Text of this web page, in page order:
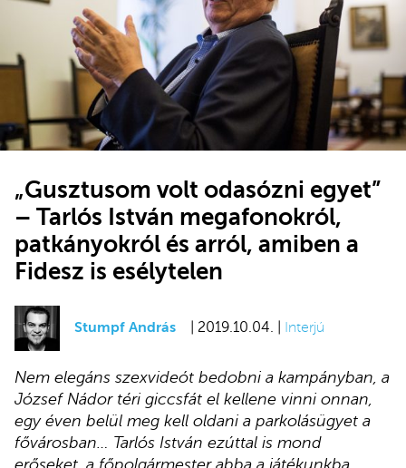
„Gusztusom volt odasózni egyet”
– Tarlós István megafonokról,
patkányokról és arról, amiben a
Fidesz is esélytelen
Stumpf András | 2019.10.04. | Interjú
Nem elegáns szexvideót bedobni a kampányban, a
József Nádor téri giccsfát el kellene vinni onnan,
egy éven belül meg kell oldani a parkolásügyet a
fővárosban… Tarlós István ezúttal is mond